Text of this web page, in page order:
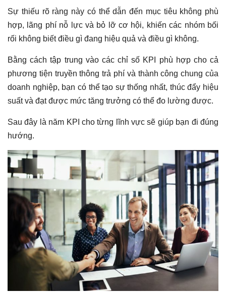
Sự thiếu rõ ràng này có thể dẫn đến mục tiêu không phù
hợp, lãng phí nỗ lực và bỏ lỡ cơ hội, khiến các nhóm bối
rối không biết điều gì đang hiệu quả và điều gì không.
Bằng cách tập trung vào các chỉ số KPI phù hợp cho cả
phương tiện truyền thông trả phí và thành công chung của
doanh nghiệp, bạn có thể tạo sự thống nhất, thúc đẩy hiệu
suất và đạt được mức tăng trưởng có thể đo lường được.
Sau đây là năm KPI cho từng lĩnh vực sẽ giúp bạn đi đúng
hướng.